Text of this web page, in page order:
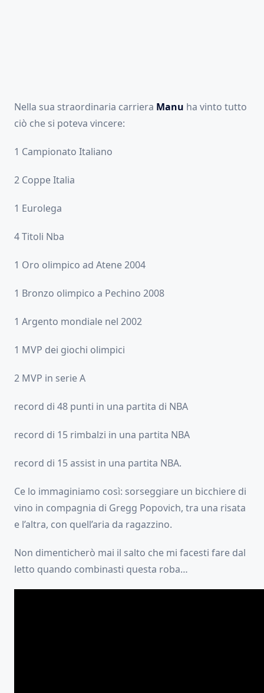
Nella sua straordinaria carriera Manu ha vinto tutto
ciò che si poteva vincere:
1 Campionato Italiano
2 Coppe Italia
1 Eurolega
4 Titoli Nba
1 Oro olimpico ad Atene 2004
1 Bronzo olimpico a Pechino 2008
1 Argento mondiale nel 2002
1 MVP dei giochi olimpici
2 MVP in serie A
record di 48 punti in una partita di NBA
record di 15 rimbalzi in una partita NBA
record di 15 assist in una partita NBA.
Ce lo immaginiamo così: sorseggiare un bicchiere di
vino in compagnia di Gregg Popovich, tra una risata
e l’altra, con quell’aria da ragazzino.
Non dimenticherò mai il salto che mi facesti fare dal
letto quando combinasti questa roba…